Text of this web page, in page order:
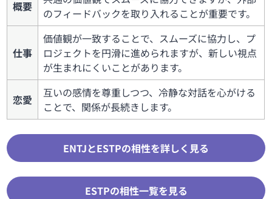
概要
のフィードバックを取り入れることが重要です。
仕事
価値観が一致することで、スムーズに協力し、プ
ロジェクトを円滑に進められますが、新しい視点
が生まれにくいことがあります。
恋愛
互いの感情を尊重しつつ、冷静な対話を心がける
ことで、関係が長続きします。
ENTJとESTPの相性を詳しく見る
ESTPの相性一覧を見る